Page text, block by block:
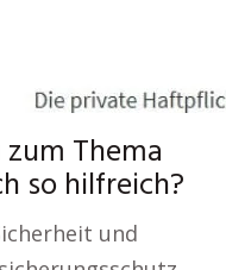
Thema
so hilfreich?
und